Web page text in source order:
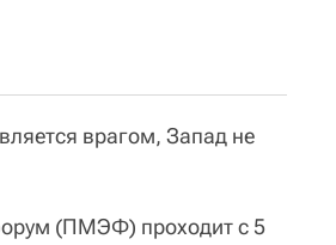
врагом, Запад не
(ПМЭФ) проходит с 5